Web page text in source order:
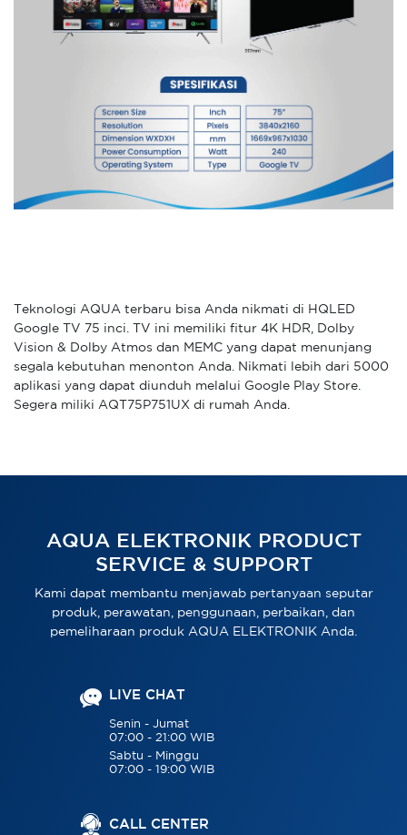
Teknologi AQUA terbaru bisa Anda nikmati di HQLED
Google TV 75 inci. TV ini memiliki fitur 4K HDR, Dolby
Vision & Dolby Atmos dan MEMC yang dapat menunjang
segala kebutuhan menonton Anda. Nikmati lebih dari 5000
aplikasi yang dapat diunduh melalui Google Play Store.
Segera miliki AQT75P751UX di rumah Anda.
AQUA ELEKTRONIK PRODUCT
SERVICE & SUPPORT
Kami dapat membantu menjawab pertanyaan seputar
produk, perawatan, penggunaan, perbaikan, dan
pemeliharaan produk AQUA ELEKTRONIK Anda.
LIVE CHAT
Senin - Jumat
07:00 - 21:00 WIB
Sabtu - Minggu
07:00 - 19:00 WIB
CALL CENTER